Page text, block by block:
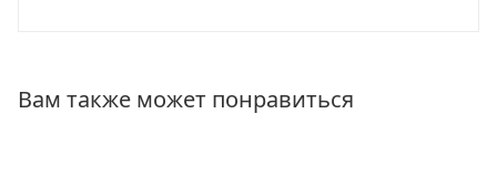
Вам также может понравиться